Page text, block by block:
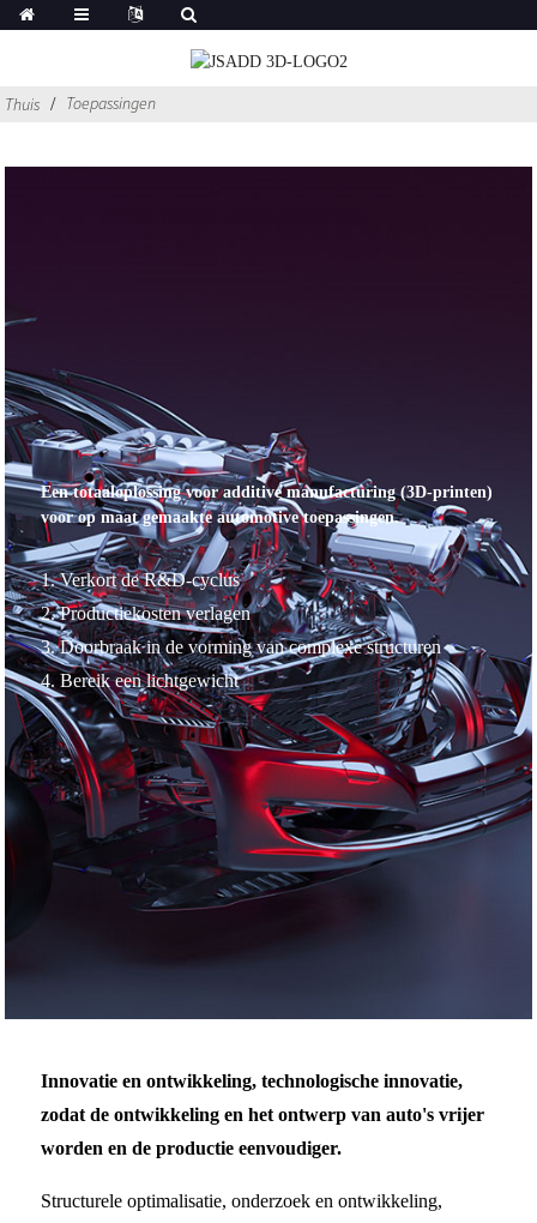
Thuis Toepassingen
Een totaaloplossing voor additive manufacturing (3D-printen)
voor op maat gemaakte automotive toepassingen.
1. Verkort de R&D-cyclus
2. Productiekosten verlagen
3. Doorbraak in de vorming van complexe structuren
4. Bereik een lichtgewicht
Innovatie en ontwikkeling, technologische innovatie,
zodat de ontwikkeling en het ontwerp van auto's vrijer
worden en de productie eenvoudiger.
Structurele optimalisatie, onderzoek en ontwikkeling,